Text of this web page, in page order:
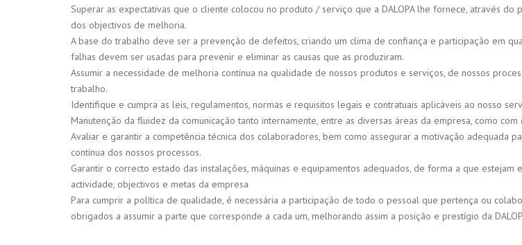
Superar as expectativas que o cliente colocou no produto / serviço que a DALOPA lhe fornece, através do
dos objectivos de melhoria.
A base do trabalho deve ser a prevenção de defeitos, criando um clima de confiança e participação em
falhas devem ser usadas para prevenir e eliminar as causas que as produziram.
Assumir a necessidade de melhoria contínua na qualidade de nossos produtos e serviços, de nossos
trabalho.
Identifique e cumpra as leis, regulamentos, normas e requisitos legais e contratuais aplicáveis ​​ao nosso
Manutenção da fluidez da comunicação tanto internamente, entre as diversas áreas da empresa, como
Avaliar e garantir a competência técnica dos colaboradores, bem como assegurar a motivação adequada
contínua dos nossos processos.
Garantir o correcto estado das instalações, máquinas e equipamentos adequados, de forma a que estejam
actividade, objectivos e metas da empresa
Para cumprir a política de qualidade, é necessária a participação de todo o pessoal que pertença ou
obrigados a assumir a parte que corresponde a cada um, melhorando assim a posição e prestígio da